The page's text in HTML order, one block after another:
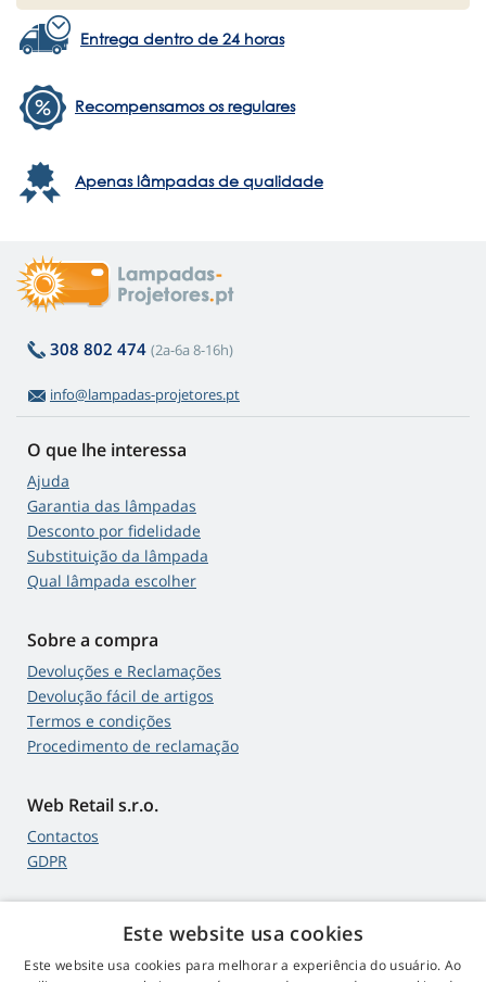
Entrega dentro de 24 horas
Recompensamos os regulares
Apenas lâmpadas de qualidade
308 802 474 (2a-6a 8-16h)
info@lampadas-projetores.pt
O que lhe interessa
Ajuda
Garantia das lâmpadas
Desconto por fidelidade
Substituição da lâmpada
Qual lâmpada escolher
Sobre a compra
Devoluções e Reclamações
Devolução fácil de artigos
Termos e condições
Procedimento de reclamação
Web Retail s.r.o.
Contactos
GDPR
4,9estrelas
Este website usa cookies
Este website usa cookies para melhorar a experiência do usuário. Ao